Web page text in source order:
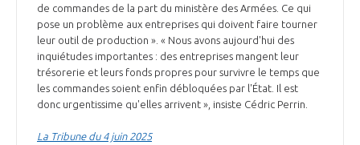
COMMISSIONS ET COMITÉS
UN ÉCOSYSTÈME INTÉGRÉ ET COHÉRENT
POURQUOI DEVENIR MEMBRE ?
LA MÉDIATION DANS LA FILIÈRE AÉRONAUTIQUE ET SPATIALE
LE MÉDIATEUR DE LA FILIÈRE AÉRONAUTIQUE ET SPATIALE
MÉDIATION ET CHARTE D’ENGAGEMENT SUR LES RELATIONS ENTRE
LE SALON DU BOURGET
L'OBSERVATOIRE
CHIFFRES CLÉS
de commandes de la part du ministère des Armées. Ce qui
pose un problème aux entreprises qui doivent faire tourner
leur outil de production ». « Nous avons aujourd'hui des
inquiétudes importantes : des entreprises mangent leur
trésorerie et leurs fonds propres pour survivre le temps que
les commandes soient enfin débloquées par l'État. Il est
donc urgentissime qu'elles arrivent », insiste Cédric Perrin.
La Tribune du 4 juin 2025
Rencontres, salons, données sectorielles,
programmes ...
DEMANDE D’ADHÉSION